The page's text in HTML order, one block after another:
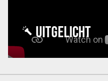
UITGELICHT